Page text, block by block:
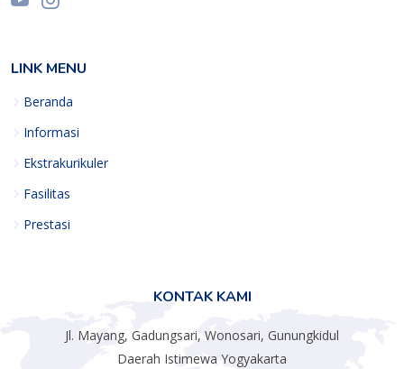
LINK MENU
Beranda
Informasi
Ekstrakurikuler
Fasilitas
Prestasi
KONTAK KAMI
Jl. Mayang, Gadungsari, Wonosari, Gunungkidul
Daerah Istimewa Yogyakarta